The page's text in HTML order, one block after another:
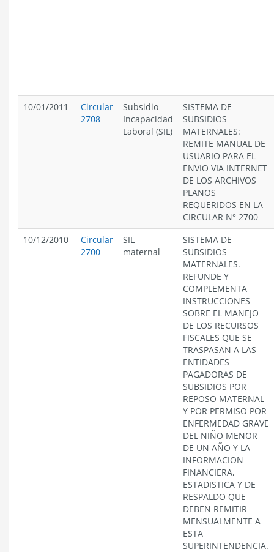
10/01/2011
Circular
2708
Subsidio
Incapacidad
Laboral (SIL)
SISTEMA DE
SUBSIDIOS
MATERNALES:
REMITE MANUAL DE
USUARIO PARA EL
ENVIO VIA INTERNET
DE LOS ARCHIVOS
PLANOS
REQUERIDOS EN LA
CIRCULAR N° 2700
10/12/2010
Circular
2700
SIL
maternal
SISTEMA DE
SUBSIDIOS
MATERNALES.
REFUNDE Y
COMPLEMENTA
INSTRUCCIONES
SOBRE EL MANEJO
DE LOS RECURSOS
FISCALES QUE SE
TRASPASAN A LAS
ENTIDADES
PAGADORAS DE
SUBSIDIOS POR
REPOSO MATERNAL
Y POR PERMISO POR
ENFERMEDAD GRAVE
DEL NIÑO MENOR
DE UN AÑO Y LA
INFORMACION
FINANCIERA,
ESTADISTICA Y DE
RESPALDO QUE
DEBEN REMITIR
MENSUALMENTE A
ESTA
SUPERINTENDENCIA.